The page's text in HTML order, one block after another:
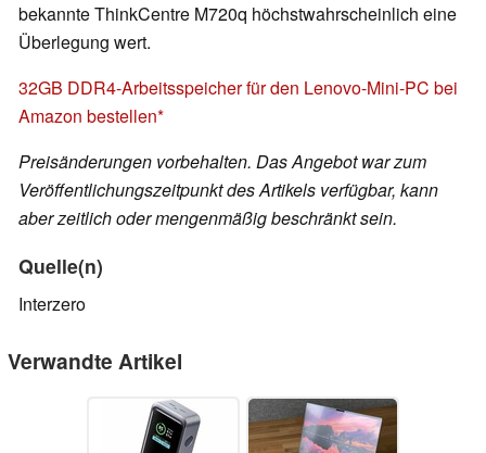
bekannte ThinkCentre M720q höchstwahrscheinlich eine
Überlegung wert.
32GB DDR4-Arbeitsspeicher für den Lenovo-Mini-PC bei
Amazon bestellen
Preisänderungen vorbehalten. Das Angebot war zum
Veröffentlichungszeitpunkt des Artikels verfügbar, kann
aber zeitlich oder mengenmäßig beschränkt sein.
Quelle(n)
Interzero
Verwandte Artikel